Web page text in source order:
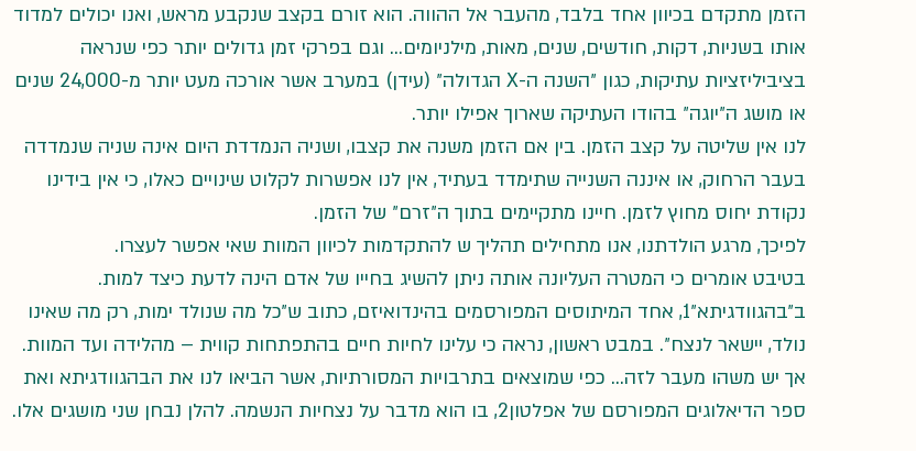
הזמן מתקדם בכיוון אחד בלבד, מהעבר אל ההווה. הוא זורם בקצב שנקבע מראש, ואנו יכולים למדוד
אותו בשניות, דקות, חודשים, שנים, מאות, מילניומים… וגם בפרקי זמן גדולים יותר כפי שנראה
בציביליזציות עתיקות, כגון ״השנה ה-X הגדולה״ (עידן) במערב אשר אורכה מעט יותר מ-24,000 שנים
או מושג ה״יוגה״ בהודו העתיקה שארוך אפילו יותר.
לנו אין שליטה על קצב הזמן. בין אם הזמן משנה את קצבו, ושניה הנמדדת היום אינה שניה שנמדדה
בעבר הרחוק, או איננה השנייה שתימדד בעתיד, אין לנו אפשרות לקלוט שינויים כאלו, כי אין בידינו
נקודת יחוס מחוץ לזמן. חיינו מתקיימים בתוך ה״זרם״ של הזמן.
לפיכך, מרגע הולדתנו, אנו מתחילים תהליך ש להתקדמות לכיוון המוות שאי אפשר לעצרו.
בטיבט אומרים כי המטרה העליונה אותה ניתן להשיג בחייו של אדם הינה לדעת כיצד למות.
ב״בהגוודגיתא״1, אחד המיתוסים המפורסמים בהינדואיזם, כתוב ש״כל מה שנולד ימות, רק מה שאינו
נולד, יישאר לנצח״. במבט ראשון, נראה כי עלינו לחיות חיים בהתפתחות קווית – מהלידה ועד המוות.
אך יש משהו מעבר לזה… כפי שמוצאים בתרבויות המסורתיות, אשר הביאו לנו את הבהגוודגיתא ואת
ספר הדיאלוגים המפורסם של אפלטון2, בו הוא מדבר על נצחיות הנשמה. להלן נבחן שני מושגים אלו.